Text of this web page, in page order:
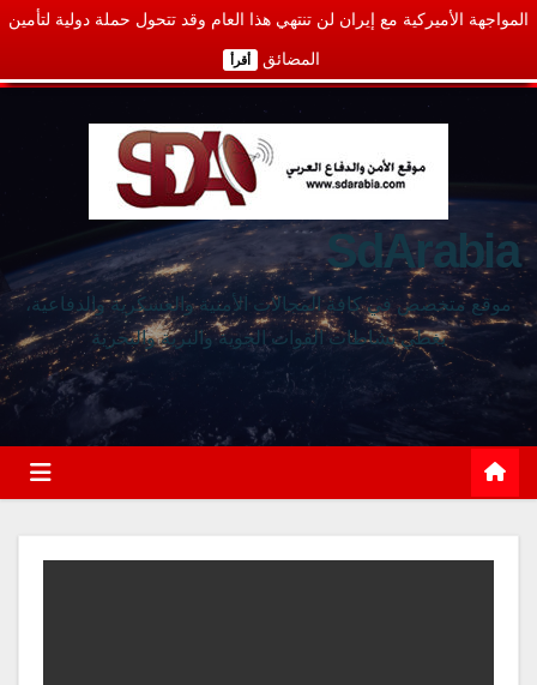
المواجهة الأميركية مع إيران لن تنتهي هذا العام وقد تتحول حملة دولية لتأمين
المضائق أقرأ
SdArabia
موقع متخصص في كافة المجالات الأمنية والعسكرية والدفاعية،
يغطي نشاطات القوات الجوية والبرية والبحرية